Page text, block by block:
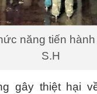
năng tiến
S.H
gây thiệt hại